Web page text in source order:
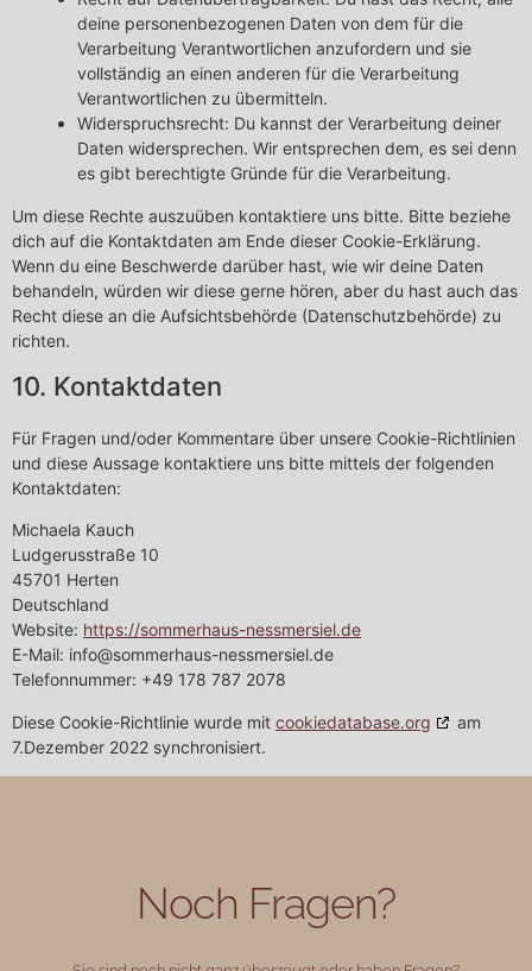
deine personenbezogenen Daten von dem für die
Verarbeitung Verantwortlichen anzufordern und sie
vollständig an einen anderen für die Verarbeitung
Verantwortlichen zu übermitteln.
Widerspruchsrecht: Du kannst der Verarbeitung deiner
Daten widersprechen. Wir entsprechen dem, es sei denn
es gibt berechtigte Gründe für die Verarbeitung.
Um diese Rechte auszuüben kontaktiere uns bitte. Bitte beziehe
dich auf die Kontaktdaten am Ende dieser Cookie-Erklärung.
Wenn du eine Beschwerde darüber hast, wie wir deine Daten
behandeln, würden wir diese gerne hören, aber du hast auch das
Recht diese an die Aufsichtsbehörde (Datenschutzbehörde) zu
richten.
10. Kontaktdaten
Für Fragen und/oder Kommentare über unsere Cookie-Richtlinien
und diese Aussage kontaktiere uns bitte mittels der folgenden
Kontaktdaten:
Michaela Kauch
Ludgerusstraße 10
45701 Herten
Deutschland
Website: https://sommerhaus-nessmersiel.de
E-Mail: info@sommerhaus-nessmersiel.de
Telefonnummer: +49 178 787 2078
Diese Cookie-Richtlinie wurde mit cookiedatabase.org
am
7.Dezember 2022 synchronisiert.
Noch Fragen?